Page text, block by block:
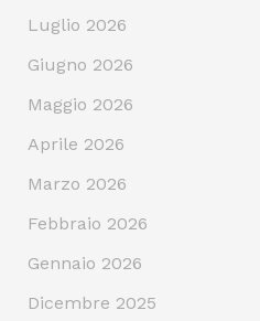
Luglio 2026
Giugno 2026
Maggio 2026
Aprile 2026
Marzo 2026
Febbraio 2026
Gennaio 2026
Dicembre 2025